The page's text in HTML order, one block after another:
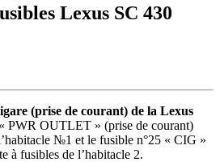
Lexus SC 430
(prise de courant) de la Lexus
PWR OUTLET » (prise de courant)
№1 et le fusible n°25 « CIG »
à fusibles de l’habitacle 2.